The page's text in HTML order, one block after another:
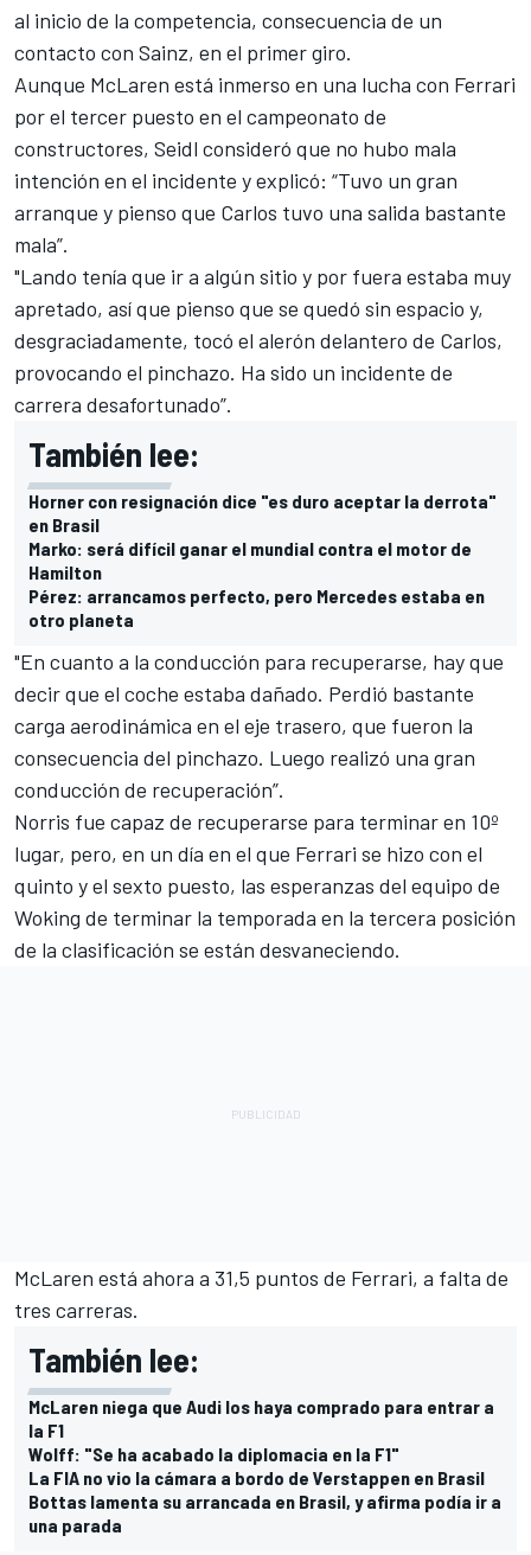
al inicio de la competencia, consecuencia de un
contacto con Sainz, en el primer giro.
Aunque McLaren está inmerso en una lucha con Ferrari
por el tercer puesto en el campeonato de
constructores, Seidl consideró que no hubo mala
intención en el incidente y explicó: “Tuvo un gran
arranque y pienso que Carlos tuvo una salida bastante
mala”.
"Lando tenía que ir a algún sitio y por fuera estaba muy
apretado, así que pienso que se quedó sin espacio y,
desgraciadamente, tocó el alerón delantero de Carlos,
provocando el pinchazo. Ha sido un incidente de
carrera desafortunado”.
También lee:
Horner con resignación dice "es duro aceptar la derrota"
en Brasil
Marko: será difícil ganar el mundial contra el motor de
Hamilton
Pérez: arrancamos perfecto, pero Mercedes estaba en
otro planeta
"En cuanto a la conducción para recuperarse, hay que
decir que el coche estaba dañado. Perdió bastante
carga aerodinámica en el eje trasero, que fueron la
consecuencia del pinchazo. Luego realizó una gran
conducción de recuperación”.
Norris fue capaz de recuperarse para terminar en 10º
lugar, pero, en un día en el que Ferrari se hizo con el
quinto y el sexto puesto, las esperanzas del equipo de
Woking de terminar la temporada en la tercera posición
de la clasificación se están desvaneciendo.
McLaren está ahora a 31,5 puntos de Ferrari, a falta de
tres carreras.
También lee:
McLaren niega que Audi los haya comprado para entrar a
la F1
Wolff: "Se ha acabado la diplomacia en la F1"
La FIA no vio la cámara a bordo de Verstappen en Brasil
Bottas lamenta su arrancada en Brasil, y afirma podía ir a
una parada